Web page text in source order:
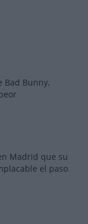
Bad Bunny,
Madrid que su
el paso